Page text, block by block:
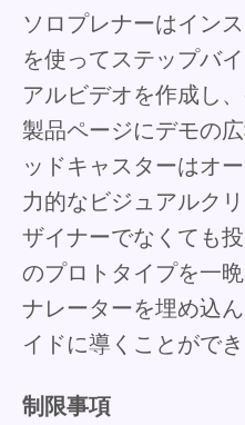
ソロプレナーはイン
を使ってステップバ
アルビデオを作成し
製品ページにデモの
ッドキャスターはオ
力的なビジュアルク
ザイナーでなくても
のプロトタイプを一
ナレーターを埋め込
イドに導くことができ
制限事項